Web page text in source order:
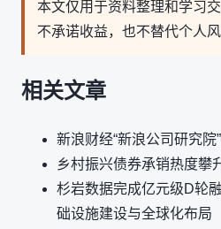
本文仅用于资料整理和学习
不承诺收益，也不替代个人风
相关文章
新浪财经“新浪公司研究院
乡村振兴债券承销热度攀
杉岩数据完成亿元级D轮
础设施建设与全球化布局